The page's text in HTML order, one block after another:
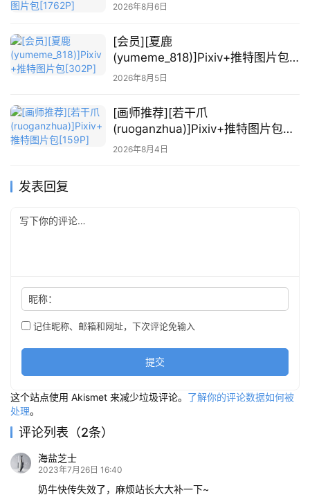
2026年8月6日
[会员][夏鹿
(yumeme_818)]Pixiv+推特图片包
[302P]
2026年8月5日
[画师推荐][若干爪
(ruoganzhua)]Pixiv+推特图片包
[159P]
2026年8月4日
发表回复
昵称：
记住昵称、邮箱和网址，下次评论免输入
提交
这个站点使用 Akismet 来减少垃圾评论。 了解你的评论数据如何被
处理。
评论列表（2条）
海盐芝士
2023年7月26日 16:40
奶牛快传失效了，麻烦站长大大补一下~